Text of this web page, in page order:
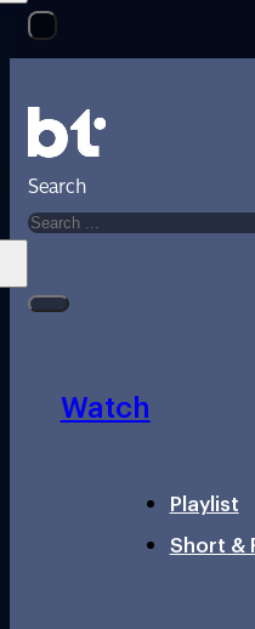
Search
Watch
Playlist
Short &